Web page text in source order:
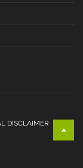
DISCLAIMER